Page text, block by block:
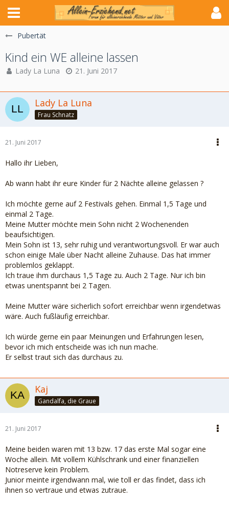
Pubertät
Kind ein WE alleine lassen
Lady La Luna 21. Juni 2017
Lady La Luna
Frau Schnatz
21. Juni 2017
Hallo ihr Lieben,
Ab wann habt ihr eure Kinder für 2 Nächte alleine gelassen ?
Ich möchte gerne auf 2 Festivals gehen. Einmal 1,5 Tage und
einmal 2 Tage.
Meine Mutter möchte mein Sohn nicht 2 Wochenenden
beaufsichtigen.
Mein Sohn ist 13, sehr ruhig und verantwortungsvoll. Er war auch
schon einige Male über Nacht alleine Zuhause. Das hat immer
problemlos geklappt.
Ich traue ihm durchaus 1,5 Tage zu. Auch 2 Tage. Nur ich bin
etwas unentspannt bei 2 Tagen.
Meine Mutter wäre sicherlich sofort erreichbar wenn irgendetwas
wäre. Auch fußläufig erreichbar.
Ich würde gerne ein paar Meinungen und Erfahrungen lesen,
bevor ich mich entscheide was ich nun mache.
Er selbst traut sich das durchaus zu.
Kaj
Gandalfa, die Graue
21. Juni 2017
Meine beiden waren mit 13 bzw. 17 das erste Mal sogar eine
Woche allein. Mit vollem Kühlschrank und einer finanziellen
Notreserve kein Problem.
Junior meinte irgendwann mal, wie toll er das findet, dass ich
ihnen so vertraue und etwas zutraue.